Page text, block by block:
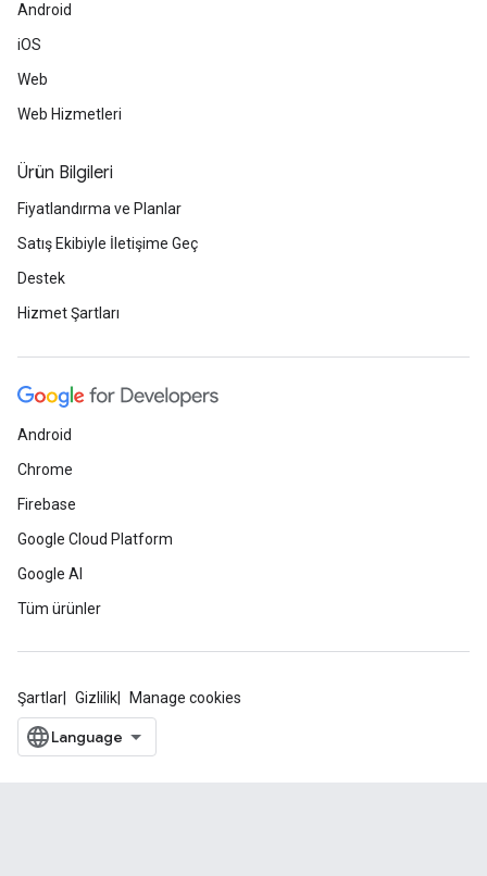
Android
iOS
Web
Web Hizmetleri
Ürün Bilgileri
Fiyatlandırma ve Planlar
Satış Ekibiyle İletişime Geç
Destek
Hizmet Şartları
Android
Chrome
Firebase
Google Cloud Platform
Google AI
Tüm ürünler
Şartlar Gizlilik Manage cookies